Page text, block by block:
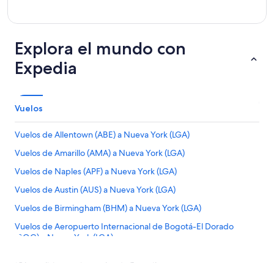
Explora el mundo con
Expedia
Vuelos
Vuelos de Allentown (ABE) a Nueva York (LGA)
Vuelos de Amarillo (AMA) a Nueva York (LGA)
Vuelos de Naples (APF) a Nueva York (LGA)
Vuelos de Austin (AUS) a Nueva York (LGA)
Vuelos de Birmingham (BHM) a Nueva York (LGA)
Vuelos de Aeropuerto Internacional de Bogotá-El Dorado
(BOG) a Nueva York (LGA)